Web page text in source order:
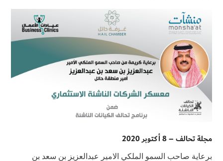
مجلة تحالف – 8 أكتوبر 2020
برعاية صاحب السمو الملكي الامير عبدالعزيز بن سعد بن